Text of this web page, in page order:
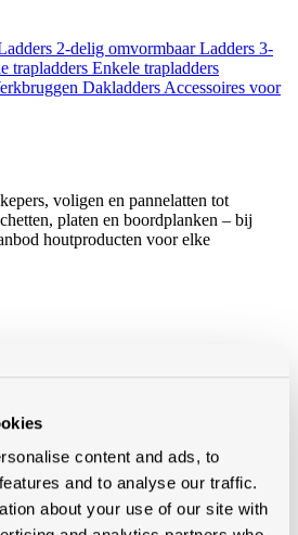
content and ads, to
and to analyse our traffic.
about your use of our site with
2-delig omvormbaarLadders 3-
trapladders Enkele trapladders
Dakladders Accessoires voor
voligen en pannelatten tot
platen en boordplanken – bij
houtproducten voor elke